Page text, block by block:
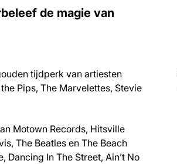
de magie van
tijdperk van artiesten
Pips, The Marvelettes, Stevie
Motown Records, Hitsville
The Beatles en The Beach
Dancing In The Street, Ain’t No